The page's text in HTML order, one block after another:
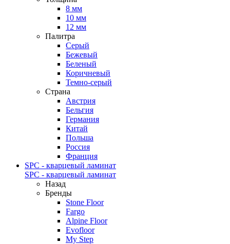
8 мм
10 мм
12 мм
Палитра
Серый
Бежевый
Беленый
Коричневый
Темно-серый
Страна
Австрия
Бельгия
Германия
Китай
Польша
Россия
Франция
SPC - кварцевый ламинат
SPC - кварцевый ламинат
Назад
Бренды
Stone Floor
Fargo
Alpine Floor
Evofloor
My Step